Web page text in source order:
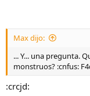
Max dijo:
... Y... una pregunta.
monstruos? :cnfus:
:crcjd: